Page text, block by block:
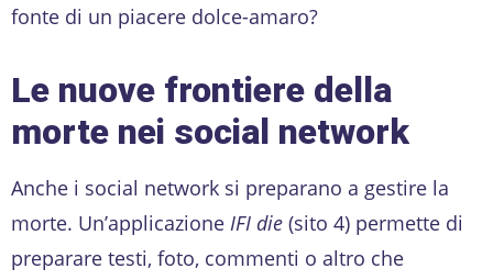
fonte di un piacere dolce-amaro?
Le nuove frontiere della
morte nei social network
Anche i social network si preparano a gestire la
morte. Un’applicazione IFI die (sito 4) permette di
preparare testi, foto, commenti o altro che